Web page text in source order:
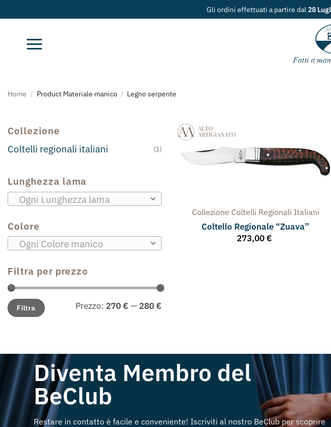
ai
contenuti
Gli ordini effettuati a partire dal28 Luglioverranno gestiti a
Home / Product Materiale manico / Legno serpente
Collezione
Coltelli regionali italiani
(1)
Lunghezza lama
Ogni Lunghezza lama
Colore
Ogni Colore manico
Filtra per prezzo
Prezzo
Min
Prezzo
MaxFiltra Prezzo: 270 € — 280 €
Collezione Coltelli Regionali Italiani
Coltello Regionale “Zuava”
273,00 €
Diventa Membro del
BeClub
Restare in contatto è facile e conveniente! Iscriviti al nostro BeClub per scoprire